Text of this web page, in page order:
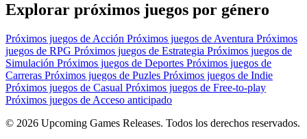
Explorar próximos juegos por género
Próximos juegos de Acción Próximos juegos de Aventura Próximos
juegos de RPG Próximos juegos de Estrategia Próximos juegos de
Simulación Próximos juegos de Deportes Próximos juegos de
Carreras Próximos juegos de Puzles Próximos juegos de Indie
Próximos juegos de Casual Próximos juegos de Free-to-play
Próximos juegos de Acceso anticipado
© 2026 Upcoming Games Releases. Todos los derechos reservados.